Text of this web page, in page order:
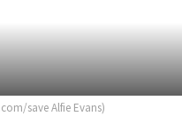
save Alfie Evans)